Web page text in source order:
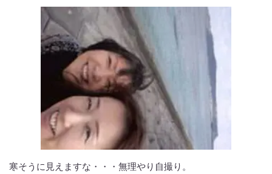
寒そうに見えますな・・・無理やり自撮り。